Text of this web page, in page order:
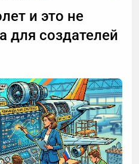
и это не
для создателей